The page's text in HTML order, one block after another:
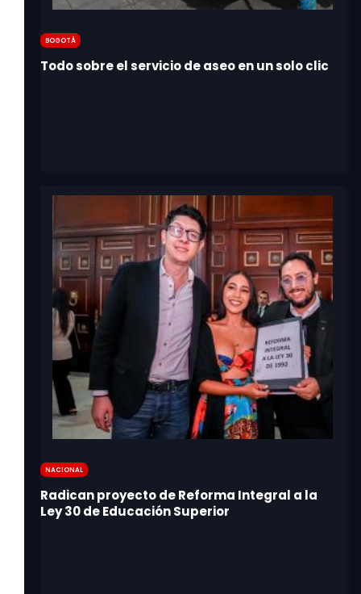
Bogotá
Nacional